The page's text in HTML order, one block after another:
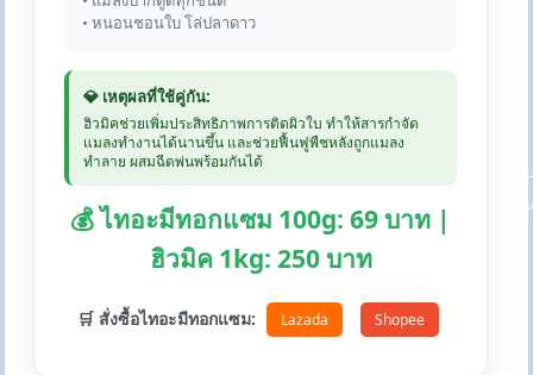
• หนอนชอนใบ โล่ปลาดาว
💎 เหตุผลที่ใช้คู่กัน:
ฮิวมิคช่วยเพิ่มประสิทธิภาพการติดผิวใบ ทำให้สารกำจัด
แมลงทำงานได้นานขึ้น และช่วยฟื้นฟูพืชหลังถูกแมลง
ทำลาย ผสมฉีดพ่นพร้อมกันได้
💰 ไทอะมีทอกแซม 100g: 69 บาท |
ฮิวมิค 1kg: 250 บาท
🛒 สั่งซื้อไทอะมีทอกแซม: Lazada Shopee